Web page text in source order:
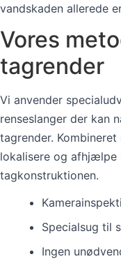
vandskaden allerede
Vores
tagrender
Vi anvender
renseslanger der kan
tagrender.
lokalisere og
tagkonstruktionen.
Specialsug til
Ingen